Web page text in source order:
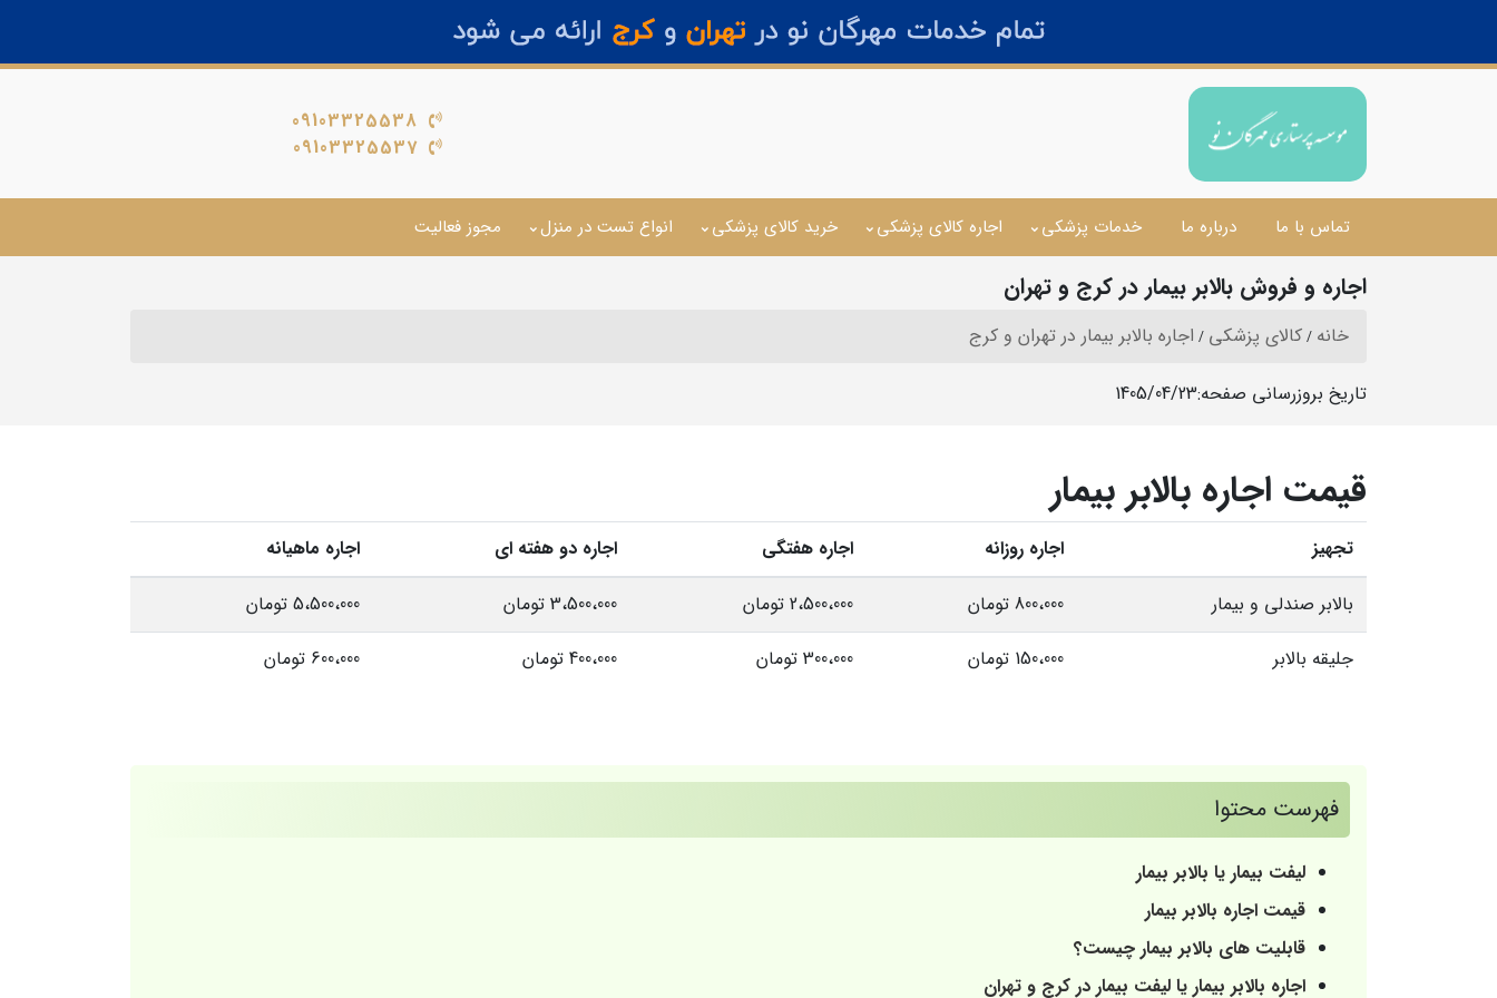
09103325538
09103325537
تماس با ما درباره ما خدمات پزشکی اجاره کالای پزشکی خرید کالای پزشکی انواع تست در منزل مجوز فعالیت
اجاره و فروش بالابر بیمار در کرج و تهران
خانه کالای پزشکی اجاره بالابر بیمار در تهران و کرج
تاریخ بروزرسانی صفحه:1405/04/23
قیمت اجاره بالابر بیمار
تجهیز اجاره روزانه اجاره هفتگی اجاره دو هفته ای
اجاره ماهیانه
بالابر صندلی و بیمار
800،000 تومان 2،500،000 تومان 3،500،000 تومان
5،500،000 تومان
جلیقه بالابر
150،000 تومان 300،000 تومان 400،000 تومان 600،000 تومان
فهرست محتوا
لیفت بیمار یا بالابر بیمار
قیمت اجاره بالابر بیمار
قابلیت های بالابر بیمار چیست؟
اجاره بالابر بیمار یا لیفت بیمار در کرج و تهران